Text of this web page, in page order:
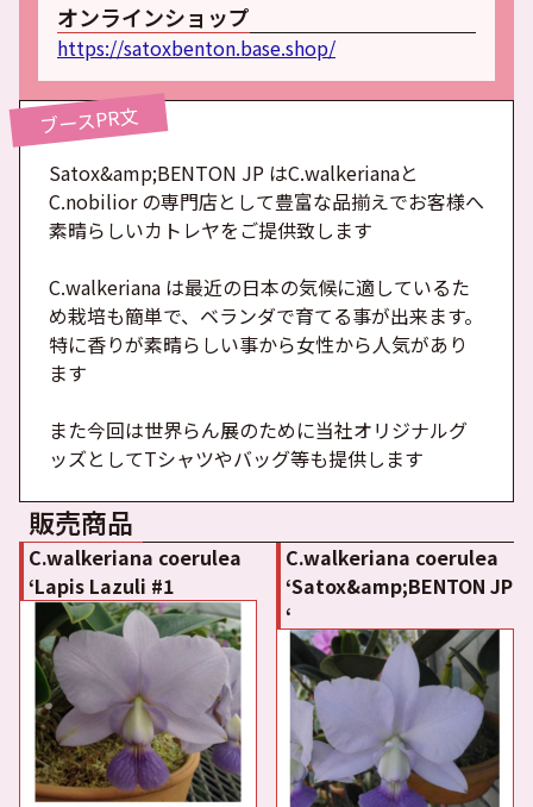
オンラインショップ
https://satoxbenton.base.shop/
ブースPR文
Satox&amp;BENTON JP はC.walkerianaと
C.nobilior の専門店として豊富な品揃えでお客様へ
素晴らしいカトレヤをご提供致します
C.walkeriana は最近の日本の気候に適しているた
め栽培も簡単で、ベランダで育てる事が出来ます。
特に香りが素晴らしい事から女性から人気があり
ます
また今回は世界らん展のために当社オリジナルグ
ッズとしてTシャツやバッグ等も提供します
販売商品
C.walkeriana coerulea
‘Lapis Lazuli #1
C.walkeriana coerulea
‘Satox&amp;BENTON JP
‘